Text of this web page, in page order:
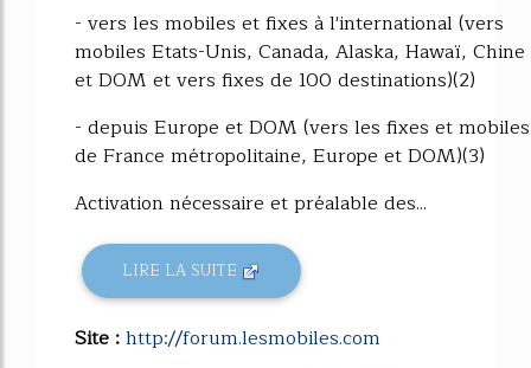
- vers les mobiles et fixes à l'international (vers
mobiles Etats-Unis, Canada, Alaska, Hawaï, Chine
et DOM et vers fixes de 100 destinations)(2)
- depuis Europe et DOM (vers les fixes et mobiles
de France métropolitaine, Europe et DOM)(3)
Activation nécessaire et préalable des...
LIRE LA SUITE
Site :http://forum.lesmobiles.com